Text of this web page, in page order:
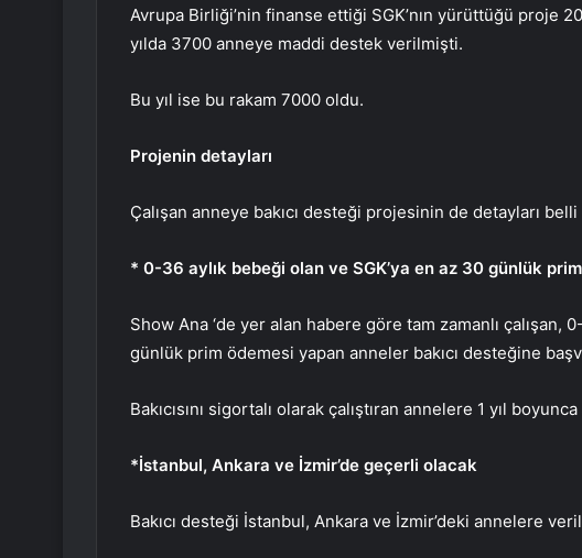
Avrupa Birliği’nin finanse ettiği SGK’nın yürüttüğü proje
yılda 3700 anneye maddi destek verilmişti.
Bu yıl ise bu rakam 7000 oldu.
Projenin detayları
Çalışan anneye bakıcı desteği projesinin de detayları belli
* 0-36 aylık bebeği olan ve SGK’ya en az 30 günlük
Show Ana ‘de yer alan habere göre tam zamanlı çalışan,
günlük prim ödemesi yapan anneler bakıcı desteğine
Bakıcısını sigortalı olarak çalıştıran annelere 1 yıl
*İstanbul, Ankara ve İzmir’de geçerli olacak
Bakıcı desteği İstanbul, Ankara ve İzmir’deki annelere